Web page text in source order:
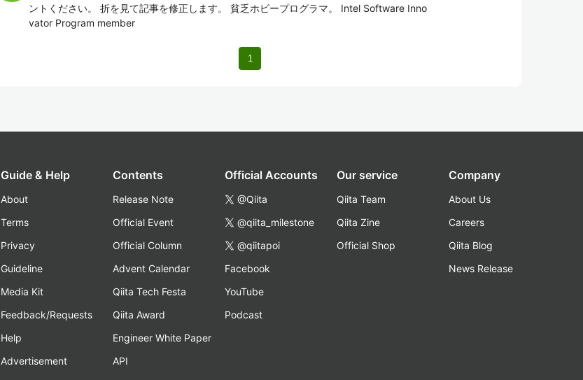
ントください。 折を見て記事を修正します。 貧乏ホビープログラマ。 Intel Software Inno
vator Program member
1
Guide & Help
About
Terms
Privacy
Guideline
Media Kit
Feedback/Requests
Help
Advertisement
Contents
Release Note
Official Event
Official Column
Advent Calendar
Qiita Tech Festa
Qiita Award
Engineer White Paper
API
Official Accounts
@Qiita
@qiita_milestone
@qiitapoi
Facebook
YouTube
Podcast
Our service
Qiita Team
Qiita Zine
Official Shop
Company
About Us
Careers
Qiita Blog
News Release